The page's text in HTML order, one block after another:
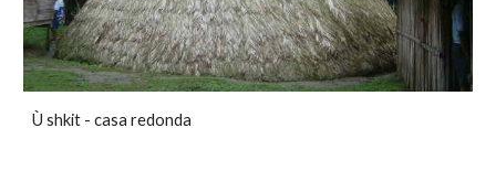
Ù shkit - casa redonda